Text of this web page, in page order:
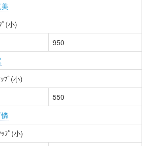
ﾟ(小)
950
ﾌﾟ(小)
550
憐
ﾌﾟ(小)